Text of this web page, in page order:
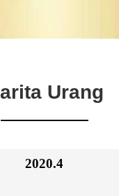
Urang
2020.4